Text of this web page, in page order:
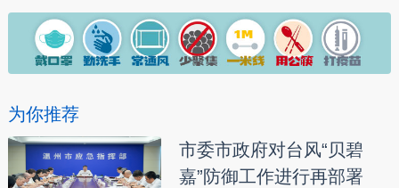
为你推荐
市委市政府对台风“贝碧
嘉”防御工作进行再部署